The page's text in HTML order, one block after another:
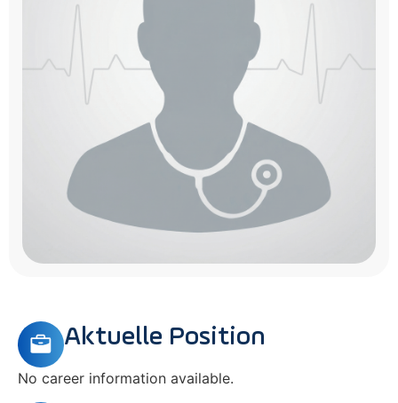
Aktuelle Position
No career information available.